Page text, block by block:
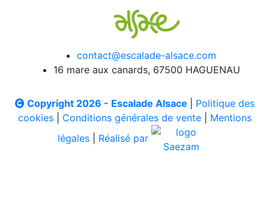
contact@escalade-alsace.com
16 mare aux canards, 67500 HAGUENAU
Copyright 2026 - Escalade Alsace
Politique des
cookies| Conditions générales de vente| Mentions
légales
Réalisé par